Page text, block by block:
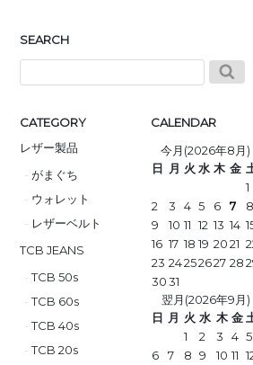
SEARCH
CATEGORY
レザー製品
がまぐち
ウォレット
レザーベルト
TCB JEANS
TCB 50s
TCB 60s
TCB 40s
TCB 20s
CALENDAR
今月(2026年8月)
日 月 火 水 木 金
1
2
3 4 5 6 7
8
9
10 11 12 13 14
16 17 18 19 20 21
23 24252627 28
30 31
翌月(2026年9月)
日 月 火 水 木 金
1
2 3 4 5
6
7 8 9 10 11